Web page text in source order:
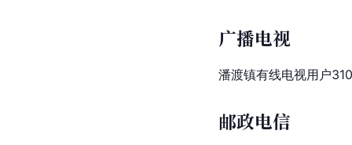
广播电视
潘渡镇有线电视用户
邮政电信